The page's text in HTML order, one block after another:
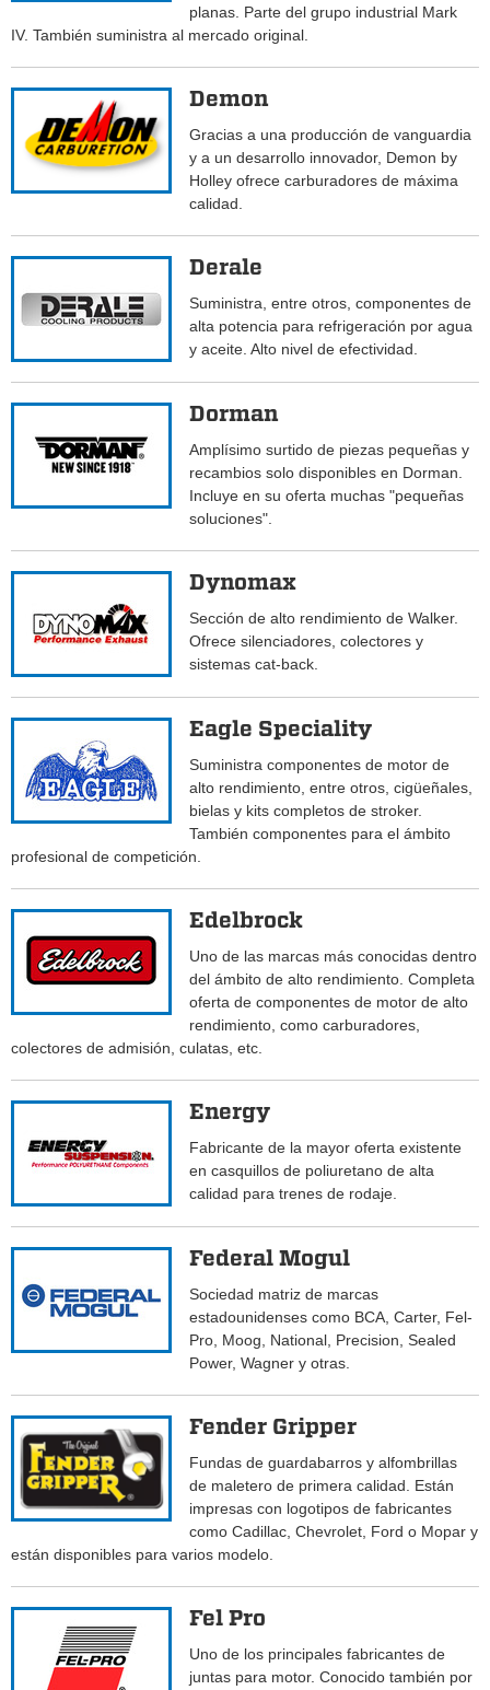
planas. Parte del grupo industrial Mark
IV. También suministra al mercado original.
Demon
Gracias a una producción de vanguardia
y a un desarrollo innovador, Demon by
Holley ofrece carburadores de máxima
calidad.
Derale
Suministra, entre otros, componentes de
alta potencia para refrigeración por agua
y aceite. Alto nivel de efectividad.
Dorman
Amplísimo surtido de piezas pequeñas y
recambios solo disponibles en Dorman.
Incluye en su oferta muchas "pequeñas
soluciones".
Dynomax
Sección de alto rendimiento de Walker.
Ofrece silenciadores, colectores y
sistemas cat-back.
Eagle Speciality
Suministra componentes de motor de
alto rendimiento, entre otros, cigüeñales,
bielas y kits completos de stroker.
También componentes para el ámbito
profesional de competición.
Edelbrock
Uno de las marcas más conocidas dentro
del ámbito de alto rendimiento. Completa
oferta de componentes de motor de alto
rendimiento, como carburadores,
colectores de admisión, culatas, etc.
Energy
Fabricante de la mayor oferta existente
en casquillos de poliuretano de alta
calidad para trenes de rodaje.
Federal Mogul
Sociedad matriz de marcas
estadounidenses como BCA, Carter, Fel-
Pro, Moog, National, Precision, Sealed
Power, Wagner y otras.
Fender Gripper
Fundas de guardabarros y alfombrillas
de maletero de primera calidad. Están
impresas con logotipos de fabricantes
como Cadillac, Chevrolet, Ford o Mopar y
están disponibles para varios modelo.
Fel Pro
Uno de los principales fabricantes de
juntas para motor. Conocido también por